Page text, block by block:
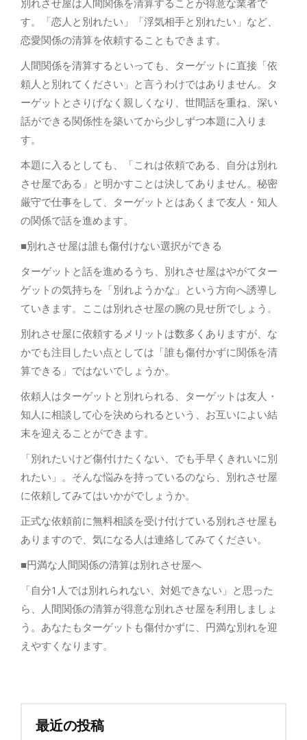
別れさせ屋は人間関係を清算することが得意な業者で
す。「恋人と別れたい」「浮気相手と別れたい」など、
恋愛関係の清算を依頼することもできます。
人間関係を清算するといっても、ターゲットに直接「依
頼人と別れてください」と言うわけではありません。タ
ーゲットとさりげなく親しくなり、世間話を重ね、深い
話ができる関係性を築いてから少しずつ本題に入りま
す。
本題に入るとしても、「これは依頼である、自分は別れ
させ屋である」と明かすことは決してありません。秘密
厳守で仕事をして、ターゲットとはあくまで友人・知人
の関係で話を進めます。
■別れさせ屋は誰も傷付けない選択ができる
ターゲットと話を進めるうち、別れさせ屋はやがてター
ゲットの気持ちを「別れようかな」という方向へ誘導し
ていきます。ここは別れさせ屋の腕の見せ所でしょう。
別れさせ屋に依頼するメリットは数多くありますが、な
かでも注目したい点としては「誰も傷付かずに関係を清
算できる」ではないでしょうか。
依頼人はターゲットと別れられる、ターゲットは友人・
知人に相談して心を決められるという、お互いによい結
末を迎えることができます。
「別れたいけど傷付けたくない、でも手早くきれいに別
れたい」。そんな悩みを持っているのなら、別れさせ屋
に依頼してみてはいかがでしょうか。
正式な依頼前に無料相談を受け付けている別れさせ屋も
ありますので、気になる人は連絡してみてください。
■円満な人間関係の清算は別れさせ屋へ
「自分1人では別れられない、対処できない」と思った
ら、人間関係の清算が得意な別れさせ屋を利用しましょ
う。あなたもターゲットも傷付かずに、円満な別れを迎
えやすくなります。
最近の投稿